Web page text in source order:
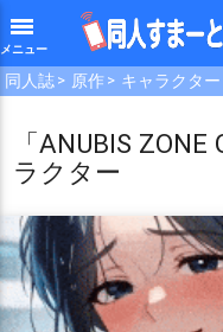
menu
同人誌 原作 キャラクター
「ANUBIS
ラクター